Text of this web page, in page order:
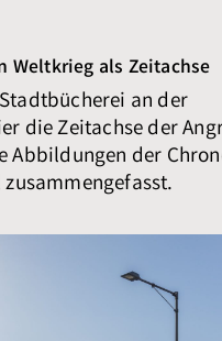
Weltkrieg als Zeitachse
an der
die Zeitachse der
Abbildungen der